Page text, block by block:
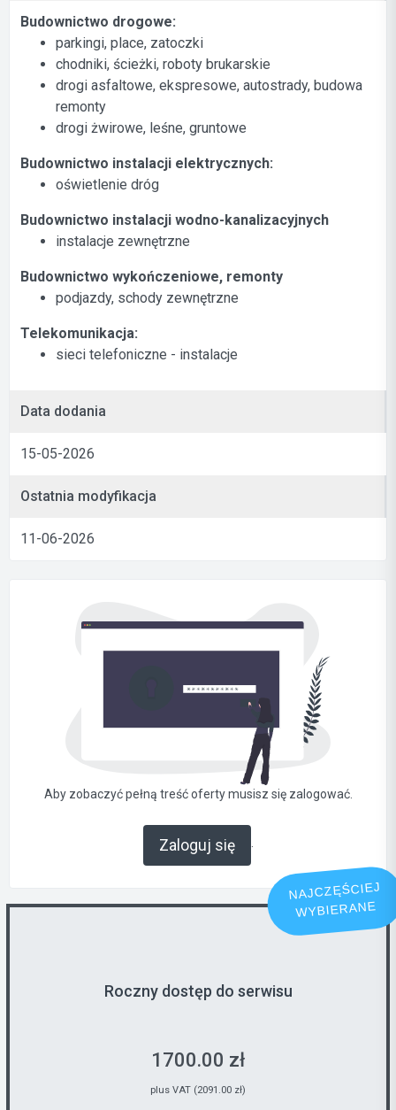
Budownictwo drogowe:
parkingi, place, zatoczki
chodniki, ścieżki, roboty brukarskie
drogi asfaltowe, ekspresowe, autostrady, budowa
remonty
drogi żwirowe, leśne, gruntowe
Budownictwo instalacji elektrycznych:
oświetlenie dróg
Budownictwo instalacji wodno-kanalizacyjnych
instalacje zewnętrzne
Budownictwo wykończeniowe, remonty
podjazdy, schody zewnętrzne
Telekomunikacja:
sieci telefoniczne - instalacje
Data dodania
15-05-2026
Ostatnia modyfikacja
11-06-2026
Aby zobaczyć pełną treść oferty musisz się zalogować.
Zaloguj się .
NAJCZĘŚCIEJ
WYBIERANE
Roczny dostęp do serwisu
1700.00 zł
plus VAT (2091.00 zł)